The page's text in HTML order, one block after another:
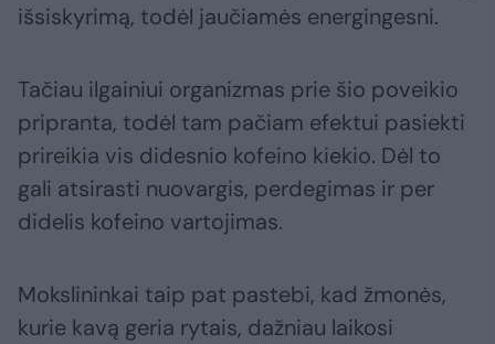
išsiskyrimą, todėl jaučiamės energingesni.
Tačiau ilgainiui organizmas prie šio poveikio
pripranta, todėl tam pačiam efektui pasiekti
prireikia vis didesnio kofeino kiekio. Dėl to
gali atsirasti nuovargis, perdegimas ir per
didelis kofeino vartojimas.
Mokslininkai taip pat pastebi, kad žmonės,
kurie kavą geria rytais, dažniau laikosi